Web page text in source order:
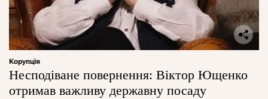
Корупція
Несподіване повернення: Віктор Ющенко
отримав важливу державну посаду